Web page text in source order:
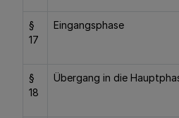
§
17
Eingangsphase
§
18
Übergang in die